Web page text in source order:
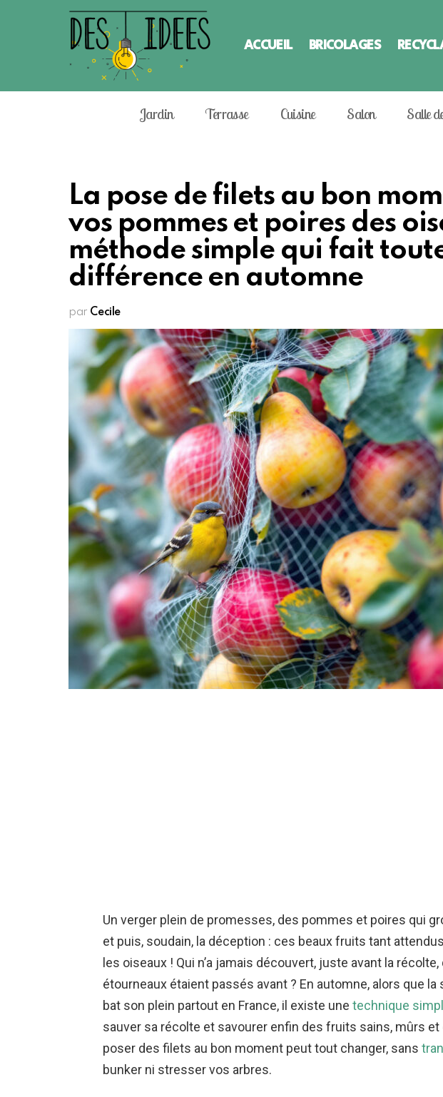
ACCUEIL BRICOLAGES
Jardin Terrasse Cuisine Salon Salle
La pose de filets au bon
vos pommes et poires des
méthode simple qui fait
différence en automne
par Cecile
Un verger plein de promesses, des pommes et poires qui
et puis, soudain, la déception : ces beaux fruits tant
les oiseaux ! Qui n’a jamais découvert, juste avant la
étourneaux étaient passés avant ? En automne, alors que
bat son plein partout en France, il existe une technique
sauver sa récolte et savourer enfin des fruits sains, mûrs
poser des filets au bon moment peut tout changer, sans
bunker ni stresser vos arbres.